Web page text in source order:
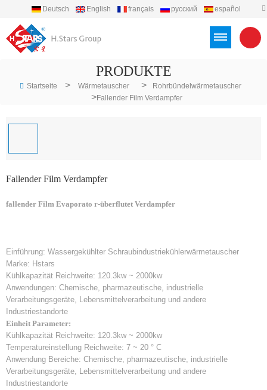
Deutsch English français русский
español
PRODUKTE
Startseite > Wärmetauscher > Rohrbündelwärmetauscher
>Fallender Film Verdampfer
Fallender Film Verdampfer
fallender Film Evaporato r-überflutet Verdampfer
Einführung: Wassergekühlter Schraubindustriekühlerwärmetauscher
Marke: Hstars
Kühlkapazität Reichweite: 120.3kw ~ 2000kw
Anwendungen: Chemische, pharmazeutische, industrielle
Verarbeitungsgeräte, Lebensmittelverarbeitung und andere
Industriestandorte
Einheit Parameter:
Kühlkapazität Reichweite: 120.3kw ~ 2000kw
Temperatureinstellung Reichweite: 7 ~ 20 ° C
Anwendung Bereiche: Chemische, pharmazeutische, industrielle
Verarbeitungsgeräte, Lebensmittelverarbeitung und andere
Industriestandorte